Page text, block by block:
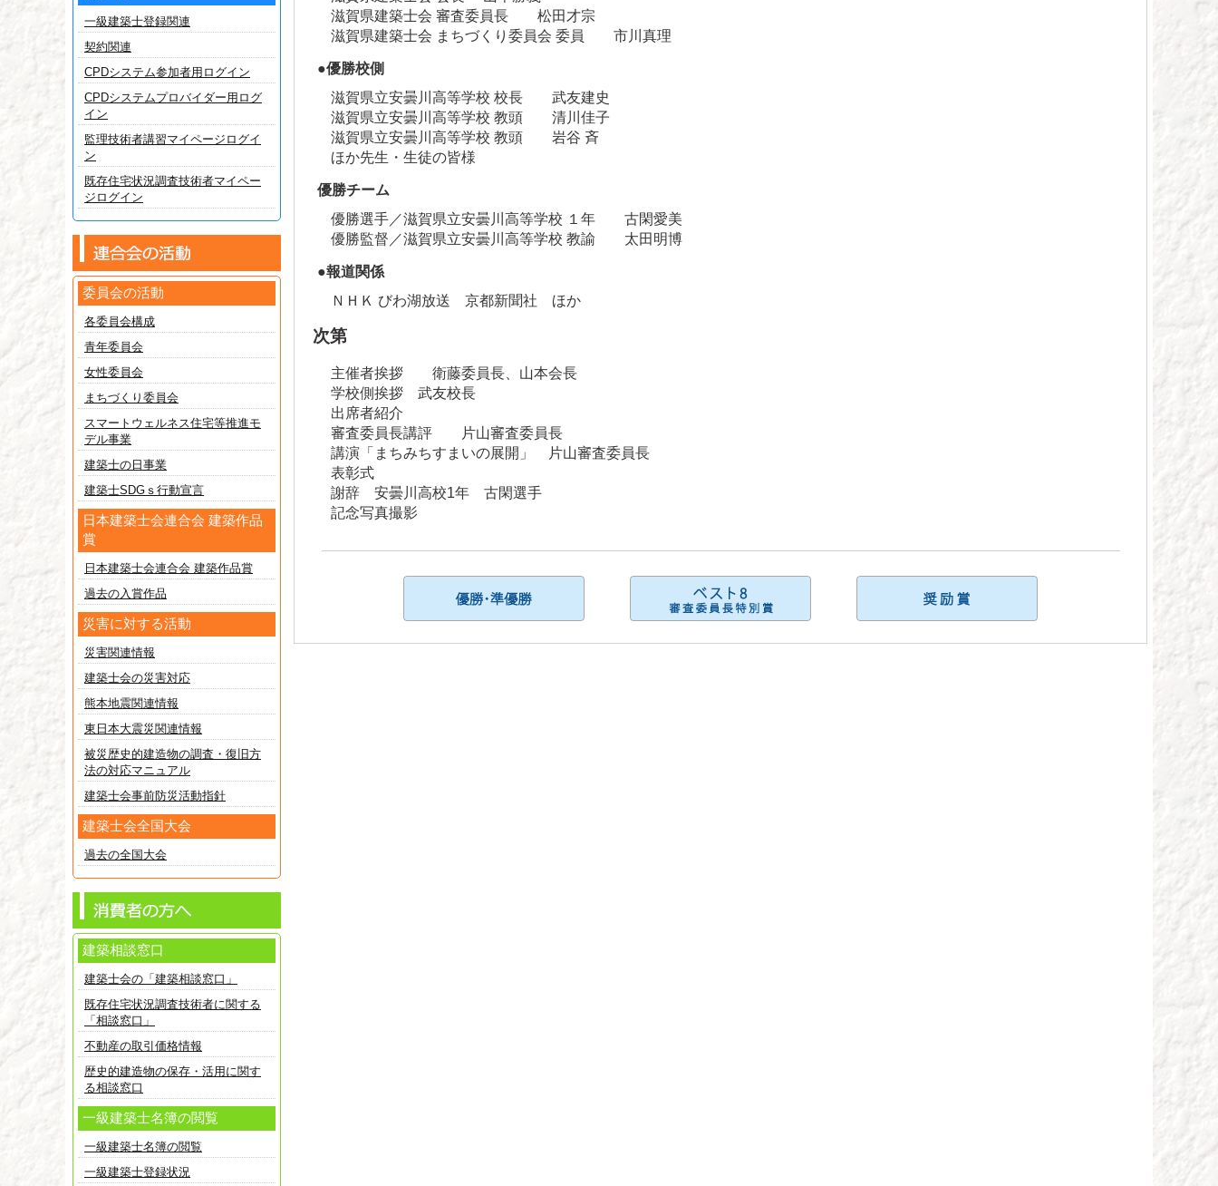
滋賀県建築士会 審査委員長 松田才宗
滋賀県建築士会 まちづくり委員会 委員 市川真理
●優勝校側
滋賀県立安曇川高等学校 校長 武友建史
滋賀県立安曇川高等学校 教頭 清川佳子
滋賀県立安曇川高等学校 教頭 岩谷 斉
ほか先生・生徒の皆様
優勝チーム
優勝選手／滋賀県立安曇川高等学校 １年 古閑愛美
優勝監督／滋賀県立安曇川高等学校 教諭 太田明博
●報道関係
ＮＨＫ びわ湖放送 京都新聞社 ほか
次第
主催者挨拶 衛藤委員長、山本会長
学校側挨拶 武友校長
出席者紹介
審査委員長講評 片山審査委員長
講演「まちみちすまいの展開」 片山審査委員長
表彰式
謝辞 安曇川高校1年 古閑選手
記念写真撮影
一級建築士登録関連
契約関連
CPDシステム参加者用ログイン
CPDシステムプロバイダー用ログ
イン
監理技術者講習マイページログイ
ン
既存住宅状況調査技術者マイペー
ジログイン
委員会の活動
各委員会構成
青年委員会
女性委員会
まちづくり委員会
スマートウェルネス住宅等推進モ
デル事業
建築士の日事業
建築士SDGｓ行動宣言
日本建築士会連合会 建築作品
賞
日本建築士会連合会 建築作品賞
過去の入賞作品
災害に対する活動
災害関連情報
建築士会の災害対応
熊本地震関連情報
東日本大震災関連情報
被災歴史的建造物の調査・復旧方
法の対応マニュアル
建築士会事前防災活動指針
建築士会全国大会
過去の全国大会
建築相談窓口
建築士会の「建築相談窓口」
既存住宅状況調査技術者に関する
「相談窓口」
不動産の取引価格情報
歴史的建造物の保存・活用に関す
る相談窓口
一級建築士名簿の閲覧
一級建築士名簿の閲覧
一級建築士登録状況